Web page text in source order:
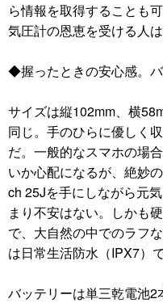
ら情報を取得することも
気圧計の恩恵を受ける人
◆握ったときの安心感。
サイズは縦102mm、横
同じ。手のひらに優しく
だ。一般的なスマホの場
いか心配になるが、絶妙
ch 25Jを手にしながら元
まり不安はない。しかも
で、大自然の中でのラフ
は日常生活防水（IPX7）
バッテリーは単三乾電池2